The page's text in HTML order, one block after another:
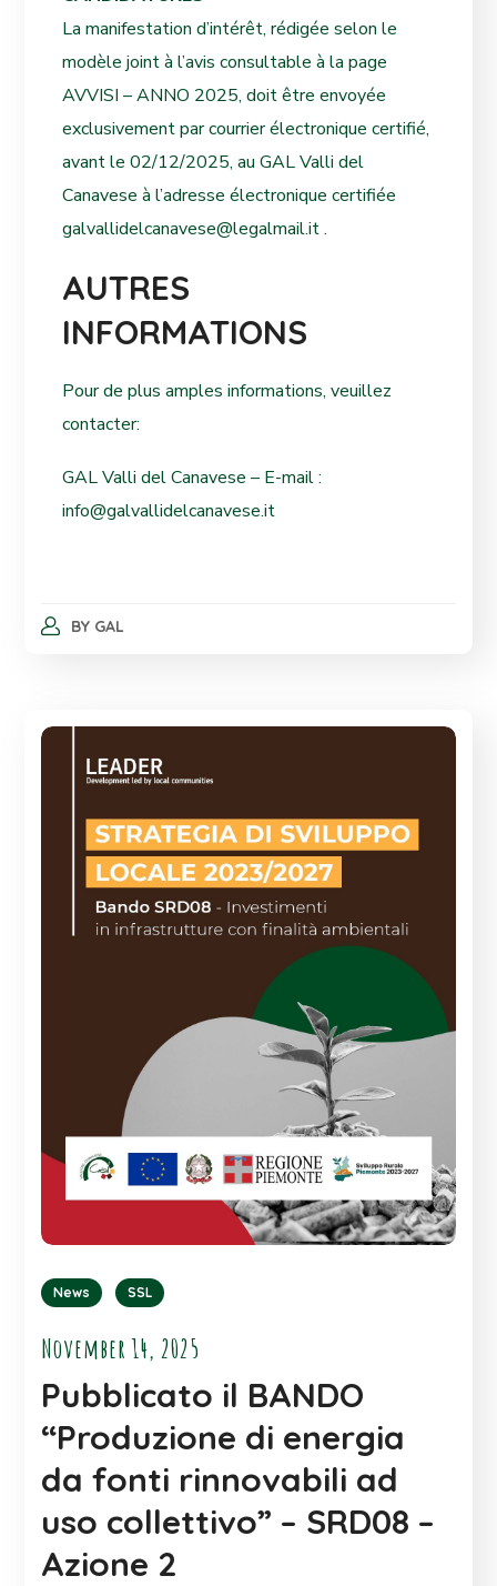
La manifestation d’intérêt, rédigée selon le
modèle joint à l’avis consultable à la page
AVVISI – ANNO 2025, doit être envoyée
exclusivement par courrier électronique certifié,
avant le 02/12/2025, au GAL Valli del
Canavese à l’adresse électronique certifiée
galvallidelcanavese@legalmail.it .
AUTRES
INFORMATIONS
Pour de plus amples informations, veuillez
contacter:
GAL Valli del Canavese – E-mail :
info@galvallidelcanavese.it
BY GAL
News SSL
November 14, 2025
Pubblicato il BANDO
“Produzione di energia
da fonti rinnovabili ad
uso collettivo” – SRD08 –
Azione 2